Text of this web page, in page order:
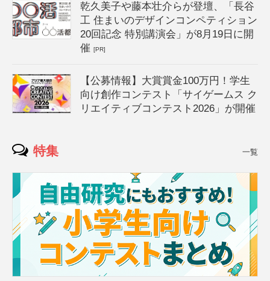
乾久美子や藤本壮介らが登壇、「長谷
工 住まいのデザインコンペティション
20回記念 特別講演会」が8月19日に開
催[PR]
【公募情報】大賞賞金100万円！学生
向け創作コンテスト「サイゲームス ク
リエイティブコンテスト2026」が開催
特集 一覧